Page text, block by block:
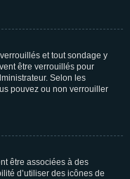
et tout sondage y
être verrouillés pour
Selon les
pouvez ou non verrouiller
être associées à des
d’utiliser des icônes de